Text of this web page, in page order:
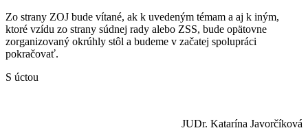
Zo strany ZOJ bude vítané, ak k uvedeným témam a aj k iným,
ktoré vzídu zo strany súdnej rady alebo ZSS, bude opätovne
zorganizovaný okrúhly stôl a budeme v začatej spolupráci
pokračovať.
S úctou
JUDr. Katarína Javorčíková